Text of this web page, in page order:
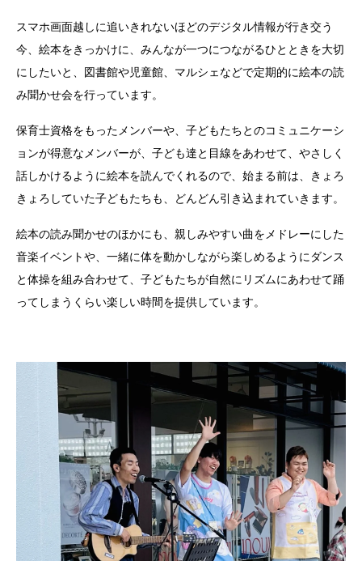
スマホ画面越しに追いきれないほどのデジタル情報が行き交う
今、絵本をきっかけに、みんなが一つにつながるひとときを大切
にしたいと、図書館や児童館、マルシェなどで定期的に絵本の読
み聞かせ会を行っています。
保育士資格をもったメンバーや、子どもたちとのコミュニケーシ
ョンが得意なメンバーが、子ども達と目線をあわせて、やさしく
話しかけるように絵本を読んでくれるので、始まる前は、きょろ
きょろしていた子どもたちも、どんどん引き込まれていきます。
絵本の読み聞かせのほかにも、親しみやすい曲をメドレーにした
音楽イベントや、一緒に体を動かしながら楽しめるようにダンス
と体操を組み合わせて、子どもたちが自然にリズムにあわせて踊
ってしまうくらい楽しい時間を提供しています。